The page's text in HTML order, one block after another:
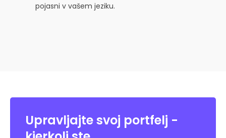
pojasni v vašem jeziku.
Upravljajte svoj portfelj -